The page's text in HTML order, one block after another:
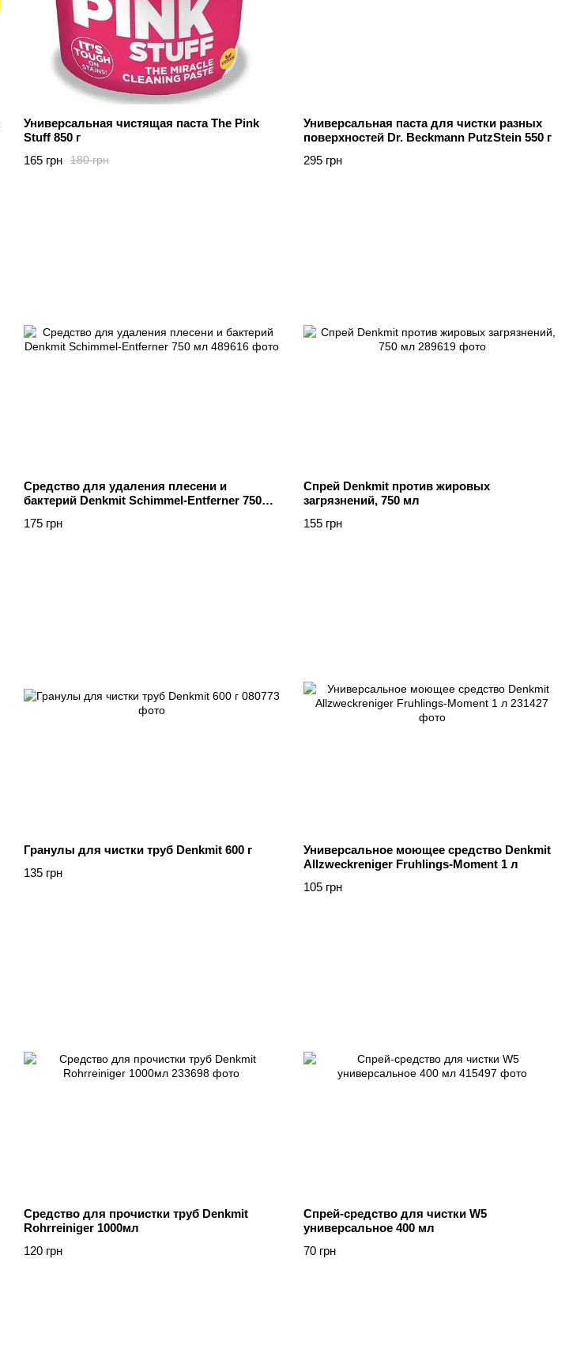
Универсальная чистящая паста The Pink
Stuff 850 г
180 грн
165 грн
Универсальная паста для чистки разных
поверхностей Dr. Beckmann PutzStein 550 г
295 грн
Средство для удаления плесени и
бактерий Denkmit Schimmel-Entferner 750
175 грн
Cпрей Denkmit против жировых
загрязнений, 750 мл
155 грн
Гранулы для чистки труб Denkmit 600 г
135 грн
Универсальное моющее средство Denkmit
Allzweckreniger Fruhlings-Moment 1 л
105 грн
Средство для прочистки труб Denkmit
Rohrreiniger 1000мл
120 грн
Cпрей-средство для чистки W5
универсальное 400 мл
70 грн